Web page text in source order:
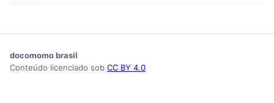
docomomo brasil
Conteúdo licenciado sob CC BY 4.0